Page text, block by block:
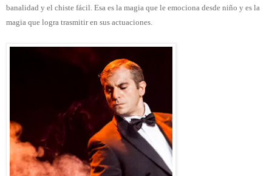
banalidad y el chiste fácil. Esa es la magia que le emociona desde niño y es la
magia que logra trasmitir en sus actuaciones.